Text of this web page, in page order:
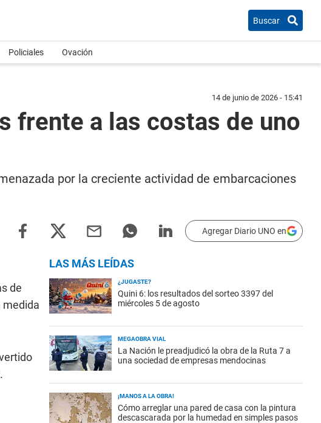
Buscar
Policiales Ovación
14 de junio de 2026 - 15:41
frente a las costas de uno
por la creciente actividad de embarcaciones
Agregar Diario UNO en
de
medida
LAS MÁS LEÍDAS
¿JUGASTE?
Quini 6: los resultados del sorteo 3397 del
miércoles 5 de agosto
MEGAOBRA VIAL
La Nación le preadjudicó la obra de la Ruta 7 a
una sociedad de empresas mendocinas
¡MANOS A LA OBRA!
Cómo arreglar una pared de casa con la pintura
descascarada por la humedad en simples pasos